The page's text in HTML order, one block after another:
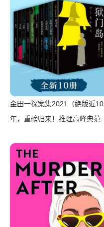
金田一探案集2021（絶版近10
年，重磅归来！推理高峰典范，
骇悬念+诡秘人性，入坑推理佳
选，一套10本过足瘾！精美和
风装帧，日本系列销量超5500
万册）（横沟正史）（壹页科